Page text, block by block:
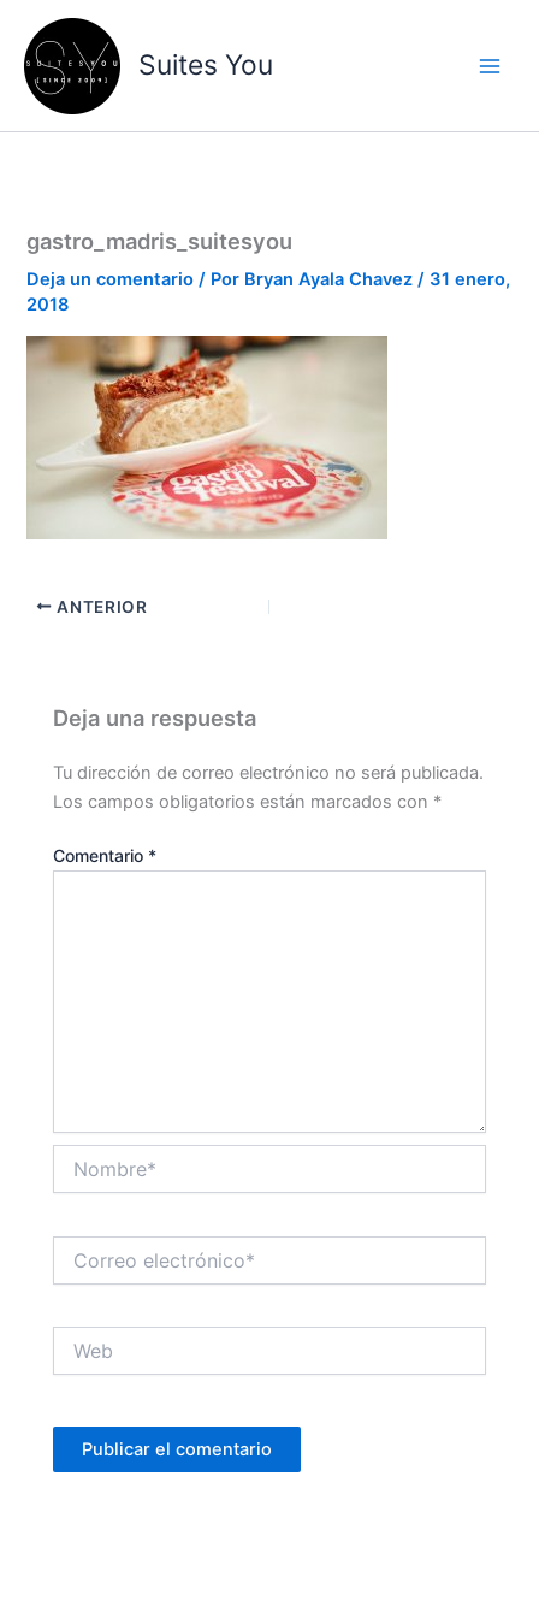
contenido
contenido
Suites You
gastro_madris_suitesyou
Deja un comentario / Por Bryan Ayala Chavez/ 31 enero,
2018
ANTERIOR
Deja una respuesta
Tu dirección de correo electrónico no será publicada.
Los campos obligatorios están marcados con *
Comentario *
electrónico*